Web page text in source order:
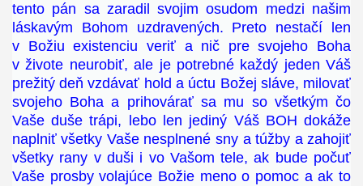
tento pán sa zaradil svojim osudom medzi našim
láskavým Bohom uzdravených. Preto nestačí len
v Božiu existenciu veriť a nič pre svojeho Boha
v živote neurobiť, ale je potrebné každý jeden Váš
prežitý deň vzdávať hold a úctu Božej sláve, milovať
svojeho Boha a prihovárať sa mu so všetkým čo
Vaše duše trápi, lebo len jediný Váš BOH dokáže
naplniť všetky Vaše nesplnené sny a túžby a zahojiť
všetky rany v duši i vo Vašom tele, ak bude počuť
Vaše prosby volajúce Božie meno o pomoc a ak to